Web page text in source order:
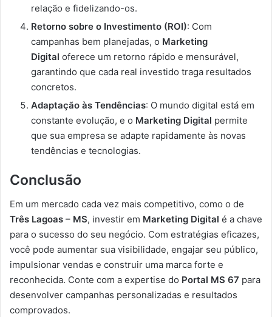
relação e fidelizando-os.
Retorno sobre o Investimento (ROI): Com
campanhas bem planejadas, o Marketing
Digital oferece um retorno rápido e mensurável,
garantindo que cada real investido traga resultados
concretos.
Adaptação às Tendências: O mundo digital está em
constante evolução, e o Marketing Digital permite
que sua empresa se adapte rapidamente às novas
tendências e tecnologias.
Conclusão
Em um mercado cada vez mais competitivo, como o de
Três Lagoas – MS, investir em Marketing Digital é a chave
para o sucesso do seu negócio. Com estratégias eficazes,
você pode aumentar sua visibilidade, engajar seu público,
impulsionar vendas e construir uma marca forte e
reconhecida. Conte com a expertise do Portal MS 67 para
desenvolver campanhas personalizadas e resultados
comprovados.